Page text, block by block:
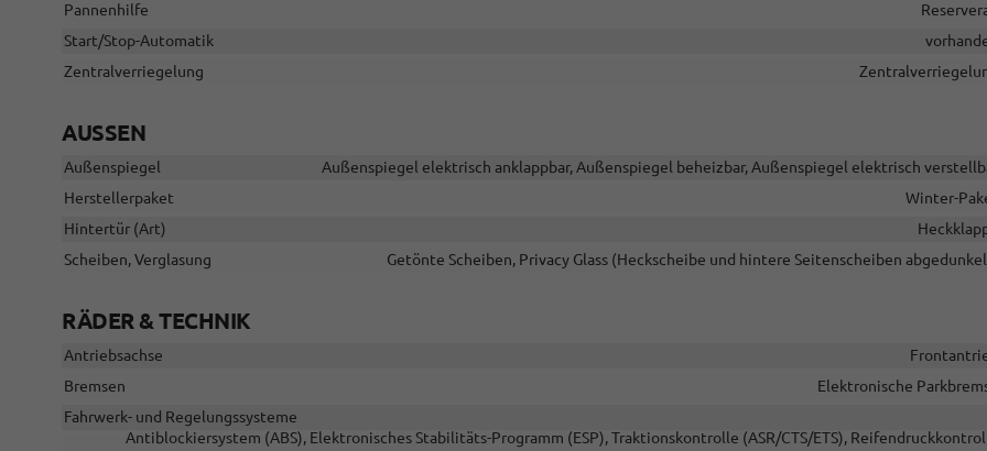
Pannenhilfe
Start/Stop-Automatik
Zentralverriegelung
AUSSEN
Außenspiegel
Außenspiegel elektrisch anklappbar, Außenspiegel beheizbar, Außenspiegel elektrisch
Herstellerpaket
Winter-
Hintertür (Art)
Scheiben, Verglasung
Getönte Scheiben, Privacy Glass (Heckscheibe und hintere Seitenscheiben
RÄDER & TECHNIK
Antriebsachse
Bremsen
Elektronische
Fahrwerk- und Regelungssysteme
Antiblockiersystem (ABS), Elektronisches Stabilitäts-Programm (ESP), Traktionskontrolle (ASR/CTS/ETS),